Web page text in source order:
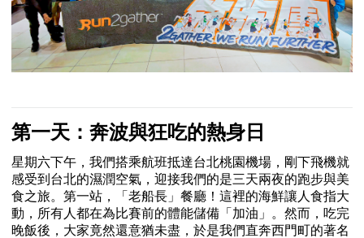
第一天：奔波與狂吃的熱身日
星期六下午，我們搭乘航班抵達台北桃園機場，剛下飛機就
感受到台北的濕潤空氣，迎接我們的是三天兩夜的跑步與美
食之旅。第一站，「老船長」餐廳！這裡的海鮮讓人食指大
動，所有人都在為比賽前的體能儲備「加油」。然而，吃完
晚飯後，大家竟然還意猶未盡，於是我們直奔西門町的著名